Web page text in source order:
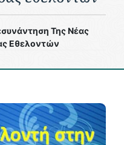
Της Νέας
Εθελοντών